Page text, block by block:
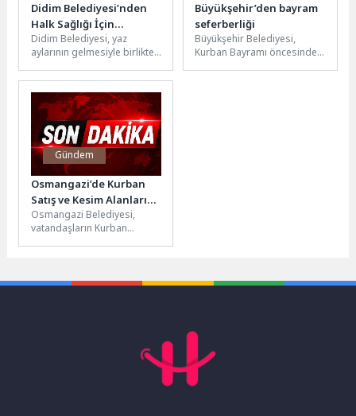
Didim Belediyesi’nden
Halk Sağlığı İçin
Kesintisiz Mesai:
İlaçlama Çalışmaları
Aralıksız Sürüyor
Didim Belediyesi, yaz
aylarının gelmesiyle birlikte
mücadele çalışmalarına hız
verdi. Kendi öz...
Büyükşehir’den bayram
seferberliği
Büyükşehir Belediyesi,
Kurban Bayramı öncesinde
Gündem
Osmangazi’de Kurban
Satış ve Kesim Alanları
Hizmete Hazır
Osmangazi Belediyesi,
vatandaşların Kurban
şekilde yerine...